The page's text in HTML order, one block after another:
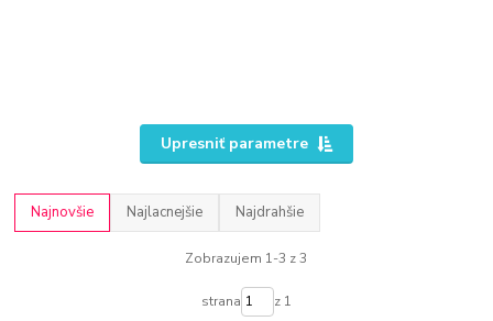
Upresniť parametre
Najnovšie Najlacnejšie Najdrahšie
Zobrazujem 1-3 z 3
strana z 1